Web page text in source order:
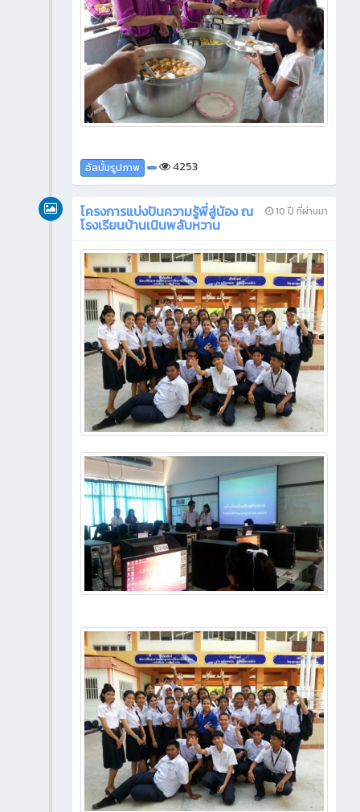
อัลบั้มรูปภาพ 4253
10 ปี ที่ผ่านมา
โครงการแบ่งปันความรู้พี่สู่น้อง ณ
โรงเรียนบ้านเนินพลับหวาน